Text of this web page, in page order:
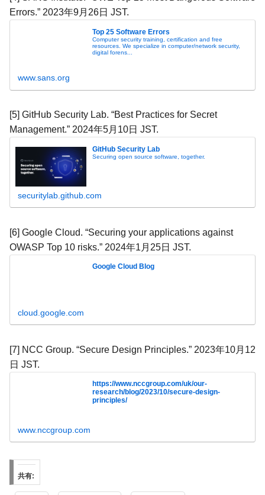
Errors.” 2023年9月26日 JST.
Top 25 Software Errors
Computer security training, certification and free
resources. We specialize in computer/network security,
digital forens...
www.sans.org
[5] GitHub Security Lab. “Best Practices for Secret
Management.” 2024年5月10日 JST.
GitHub Security Lab
Securing open source software, together.
securitylab.github.com
[6] Google Cloud. “Securing your applications against
OWASP Top 10 risks.” 2024年1月25日 JST.
Google Cloud Blog
cloud.google.com
[7] NCC Group. “Secure Design Principles.” 2023年10月12
日 JST.
https://www.nccgroup.com/uk/our-
research/blog/2023/10/secure-design-
principles/
www.nccgroup.com
共有: